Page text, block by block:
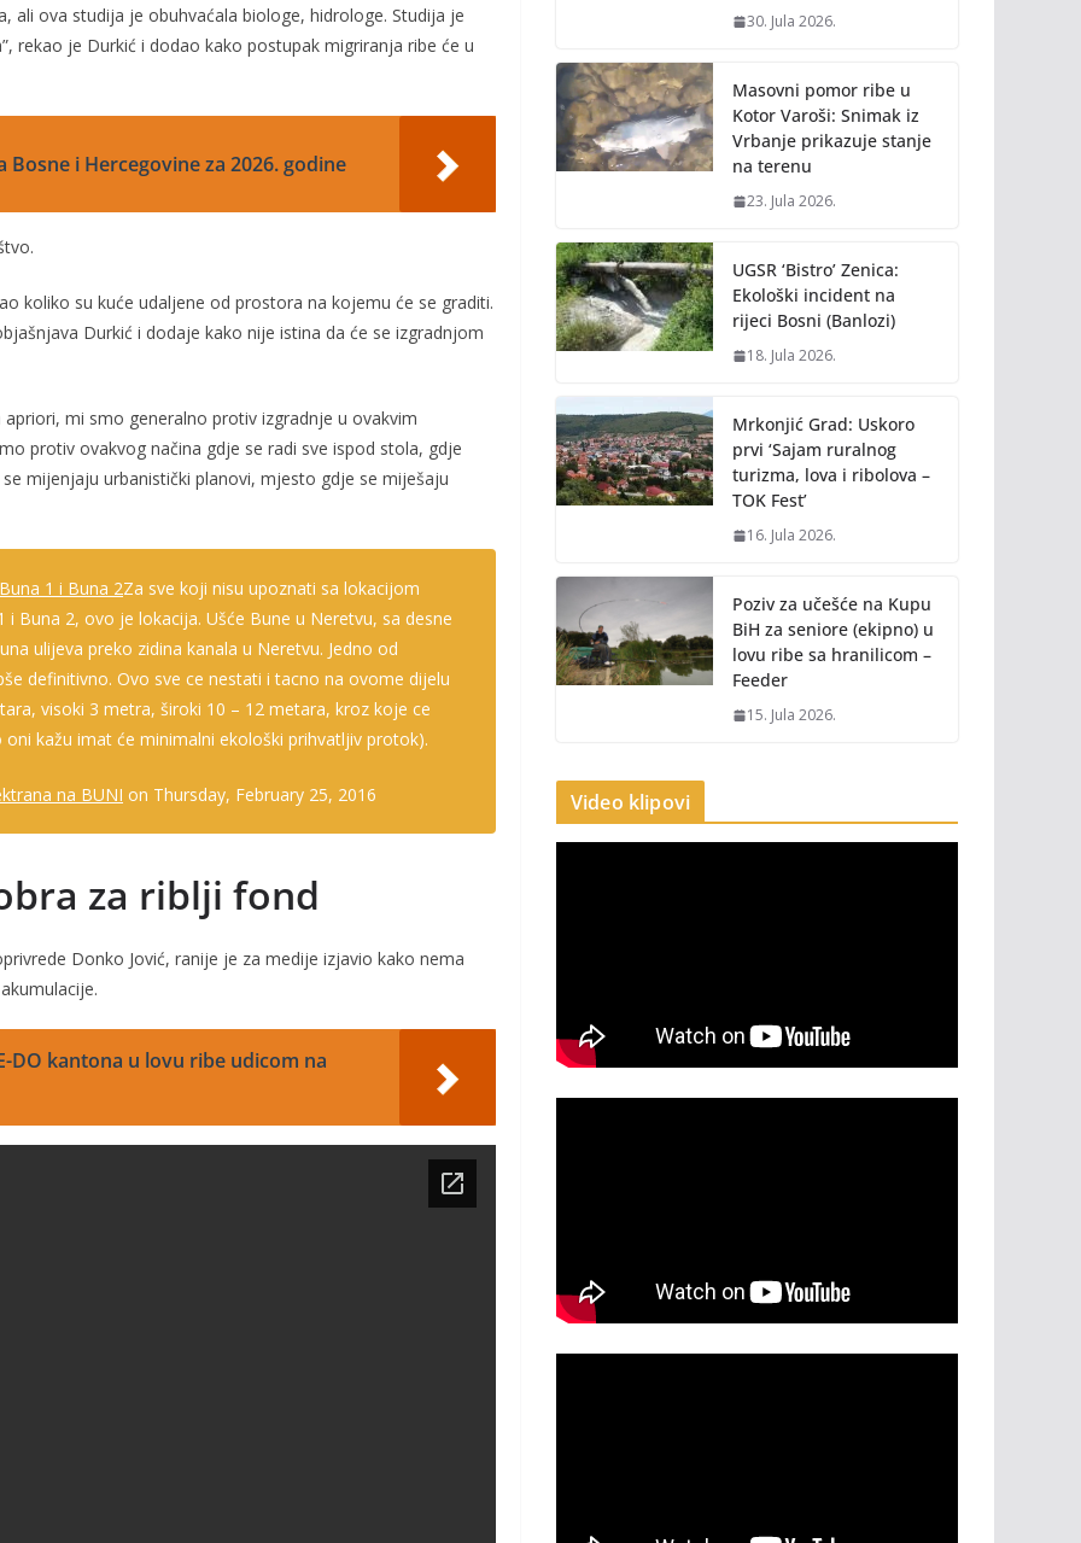
ali ova studija je obuhvaćala biologe, hidrologe. Studija je
rekao je Durkić i dodao kako postupak migriranja ribe će u
Bosne i Hercegovine za 2026. godine
koliko su kuće udaljene od prostora na kojemu će se graditi.
Durkić i dodaje kako nije istina da će se izgradnjom
mi smo generalno protiv izgradnje u ovakvim
protiv ovakvog načina gdje se radi sve ispod stola, gdje
mijenjaju urbanistički planovi, mjesto gdje se miješaju
1 i Buna 2Za sve koji nisu upoznati sa lokacijom
i Buna 2, ovo je lokacija. Ušće Bune u Neretvu, sa desne
ulijeva preko zidina kanala u Neretvu. Jedno od
definitivno. Ovo sve ce nestati i tacno na ovome dijelu
visoki 3 metra, široki 10 – 12 metara, kroz koje ce
kažu imat će minimalni ekološki prihvatljiv protok).
na BUNI on Thursday, February 25, 2016
za riblji fond
Donko Jović, ranije je za medije izjavio kako nema
DO kantona u lovu ribe udicom na
30. Jula 2026.
Masovni pomor ribe u
Kotor Varoši: Snimak iz
Vrbanje prikazuje stanje
na terenu
23. Jula 2026.
UGSR ‘Bistro’ Zenica:
Ekološki incident na
rijeci Bosni (Banlozi)
18. Jula 2026.
Mrkonjić Grad: Uskoro
prvi ‘Sajam ruralnog
turizma, lova i ribolova –
TOK Fest’
16. Jula 2026.
Poziv za učešće na Kupu
BiH za seniore (ekipno) u
lovu ribe sa hranilicom –
Feeder
15. Jula 2026.
Video klipovi